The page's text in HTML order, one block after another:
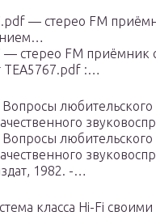
— стерео FM
— стерео FM приёмник
TEA5767.pdf :…
любительского
любительского
1982. -…
класса Hi-Fi